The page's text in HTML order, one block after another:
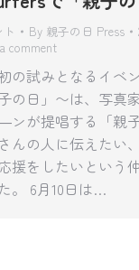
By 親子の日 Press
comment
の試みとなるイベ
子の日」〜は、写真
ンが提唱する「親
んの人に伝えたい
援をしたいという
。 6月10日は…